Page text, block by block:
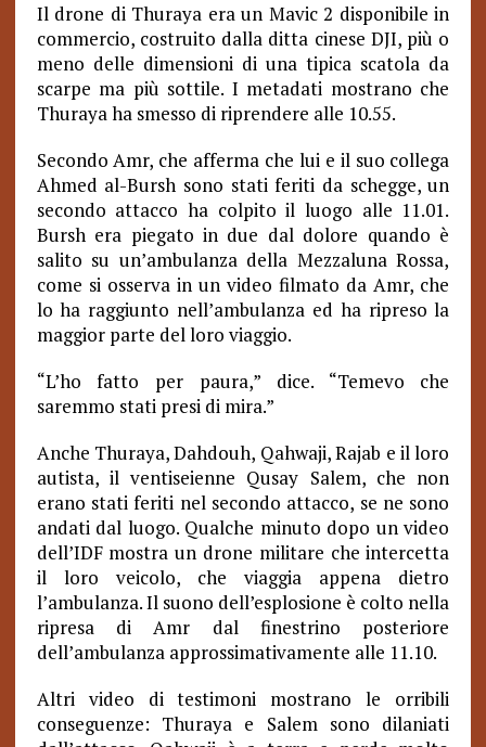
Il drone di Thuraya era un Mavic 2 disponibile in
commercio, costruito dalla ditta cinese DJI, più o
meno delle dimensioni di una tipica scatola da
scarpe ma più sottile. I metadati mostrano che
Thuraya ha smesso di riprendere alle 10.55.
Secondo Amr, che afferma che lui e il suo collega
Ahmed al-Bursh sono stati feriti da schegge, un
secondo attacco ha colpito il luogo alle 11.01.
Bursh era piegato in due dal dolore quando è
salito su un’ambulanza della Mezzaluna Rossa,
come si osserva in un video filmato da Amr, che
lo ha raggiunto nell’ambulanza ed ha ripreso la
maggior parte del loro viaggio.
“L’ho fatto per paura,” dice. “Temevo che
saremmo stati presi di mira.”
Anche Thuraya, Dahdouh, Qahwaji, Rajab e il loro
autista, il ventiseienne Qusay Salem, che non
erano stati feriti nel secondo attacco, se ne sono
andati dal luogo. Qualche minuto dopo un video
dell’IDF mostra un drone militare che intercetta
il loro veicolo, che viaggia appena dietro
l’ambulanza. Il suono dell’esplosione è colto nella
ripresa di Amr dal finestrino posteriore
dell’ambulanza approssimativamente alle 11.10.
Altri video di testimoni mostrano le orribili
conseguenze: Thuraya e Salem sono dilaniati